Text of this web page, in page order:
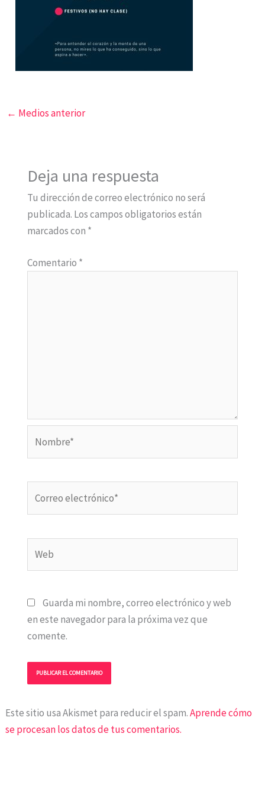
← Medios anterior
Deja una respuesta
Tu dirección de correo electrónico no será
publicada. Los campos obligatorios están
marcados con *
Comentario *
electrónico*
Guarda mi nombre, correo electrónico y web
en este navegador para la próxima vez que
comente.
Este sitio usa Akismet para reducir el spam.Aprende cómo
se procesan los datos de tus comentarios.